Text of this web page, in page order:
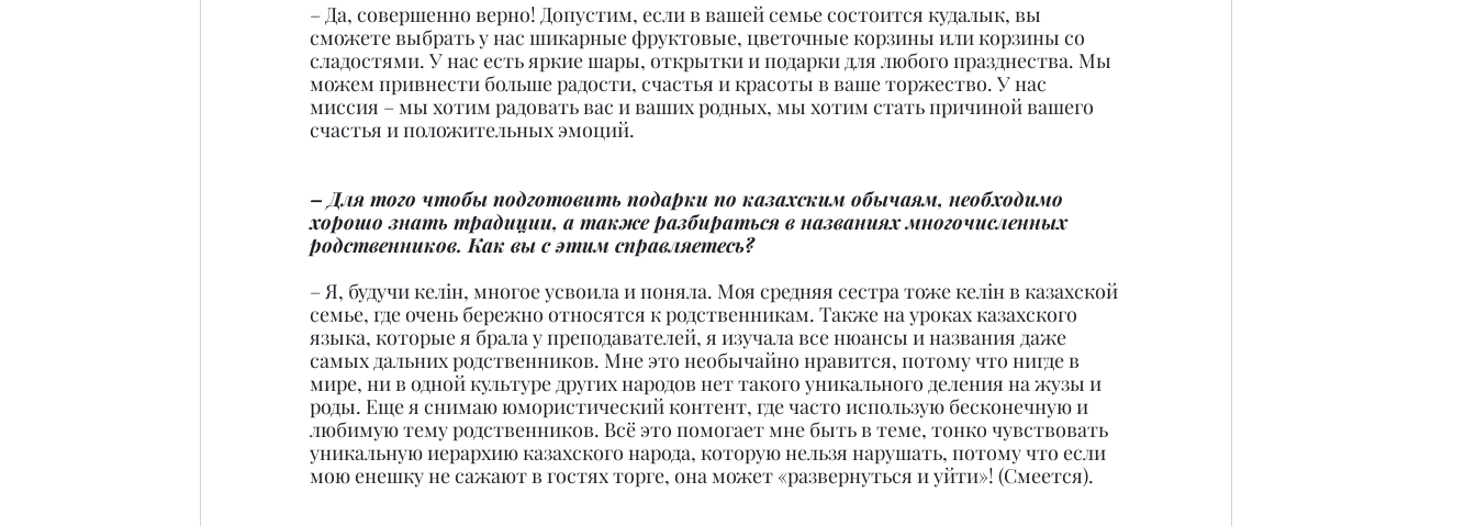
– Да, совершенно верно! Допустим, если в вашей семье состоится кудалык, вы
сможете выбрать у нас шикарные фруктовые, цветочные корзины или корзины со
сладостями. У нас есть яркие шары, открытки и подарки для любого празднества. Мы
можем привнести больше радости, счастья и красоты в ваше торжество. У нас
миссия – мы хотим радовать вас и ваших родных, мы хотим стать причиной вашего
счастья и положительных эмоций.
– Для того чтобы подготовить подарки по казахским обычаям, необходимо
хорошо знать традиции, а также разбираться в названиях многочисленных
родственников. Как вы с этим справляетесь?
– Я, будучи келiн, многое усвоила и поняла. Моя средняя сестра тоже келiн в казахской
семье, где очень бережно относятся к родственникам. Также на уроках казахского
языка, которые я брала у преподавателей, я изучала все нюансы и названия даже
самых дальних родственников. Мне это необычайно нравится, потому что нигде в
мире, ни в одной культуре других народов нет такого уникального деления на жузы и
роды. Еще я снимаю юмористический контент, где часто использую бесконечную и
любимую тему родственников. Всё это помогает мне быть в теме, тонко чувствовать
уникальную иерархию казахского народа, которую нельзя нарушать, потому что если
мою енешку не сажают в гостях торге, она может «развернуться и уйти»! (Смеется).